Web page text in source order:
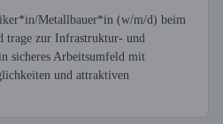
Metallbauer*in (w/m/d) beim
trage zur Infrastruktur- und
sicheres Arbeitsumfeld mit
und attraktiven